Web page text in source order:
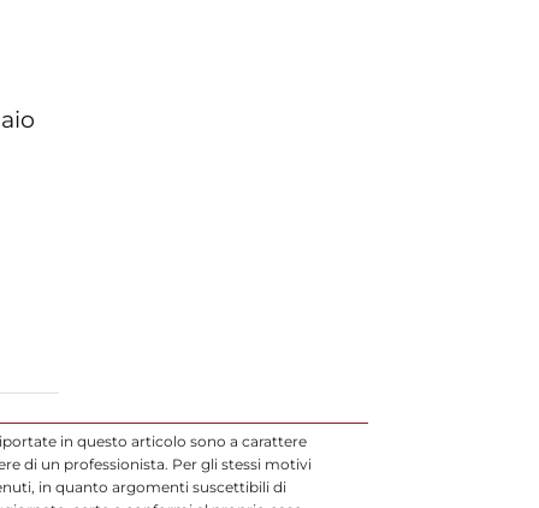
in questo articolo sono a carattere
di un professionista. Per gli stessi motivi
in quanto argomenti suscettibili di